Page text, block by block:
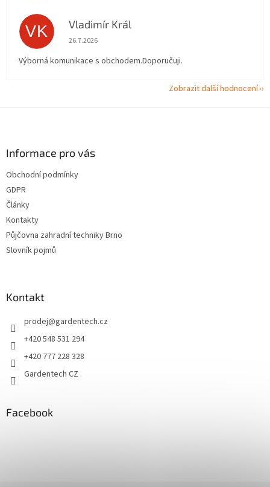
VK Vladimír Král
Hodnocení obchodu je 5 z 5 hvězdiček.
26.7.2026
Výborná komunikace s obchodem.Doporučuji.
Zobrazit další hodnocení
Informace pro vás
Obchodní podmínky
GDPR
Články
Kontakty
Půjčovna zahradní techniky Brno
Slovník pojmů
Kontakt
prodej@gardentech.cz
+420 548 531 294
+420 777 228 328
Gardentech CZ
Facebook